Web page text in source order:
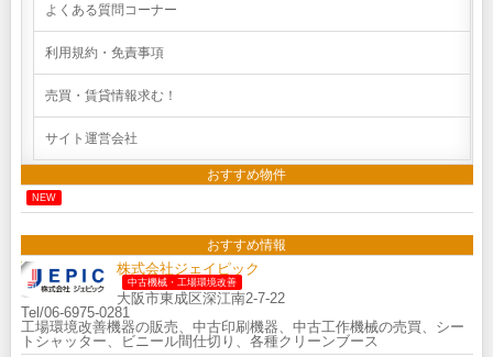
よくある質問コーナー
利用規約・免責事項
売買・賃貸情報求む！
サイト運営会社
おすすめ物件
NEW
おすすめ情報
株式会社ジェイピック
中古機械・工場環境改善
大阪市東成区深江南2-7-22
Tel/06-6975-0281
工場環境改善機器の販売、中古印刷機器、中古工作機械の売買、シー
トシャッター、ビニール間仕切り、各種クリーンブース